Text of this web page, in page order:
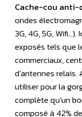
Cache-cou anti-
ondes
3G, 4G, 5G,
exposés tels que
commerciaux,
d’antennes
utiliser pour la
complète qu’un
composé à 42%